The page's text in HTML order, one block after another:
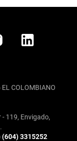
COLOMBIANO
- 119, Envigado,
(604) 3315252